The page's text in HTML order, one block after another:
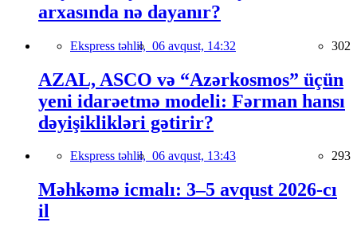
arxasında nə dayanır?
Ekspress təhlil, 06 avqust, 14:32 302
AZAL, ASCO və “Azərkosmos” üçün
yeni idarəetmə modeli: Fərman hansı
dəyişiklikləri gətirir?
Ekspress təhlil, 06 avqust, 13:43 293
Məhkəmə icmalı: 3–5 avqust 2026-cı
il